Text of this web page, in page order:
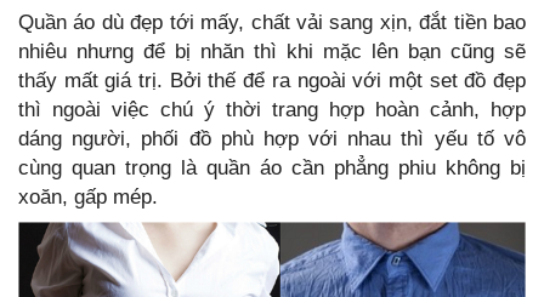
Quần áo dù đẹp tới mấy, chất vải sang xịn, đắt tiền bao
nhiêu nhưng để bị nhăn thì khi mặc lên bạn cũng sẽ
thấy mất giá trị. Bởi thế để ra ngoài với một set đồ đẹp
thì ngoài việc chú ý thời trang hợp hoàn cảnh, hợp
dáng người, phối đồ phù hợp với nhau thì yếu tố vô
cùng quan trọng là quần áo cần phẳng phiu không bị
xoăn, gấp mép.